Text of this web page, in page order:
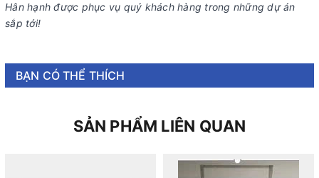
Hân hạnh được phục vụ quý khách hàng trong những dự án
sắp tới!
BẠN CÓ THỂ THÍCH
SẢN PHẨM LIÊN QUAN